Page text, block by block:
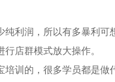
利润，所以有多暴利可
店群模式放大操作。
训的，很多学员都是做